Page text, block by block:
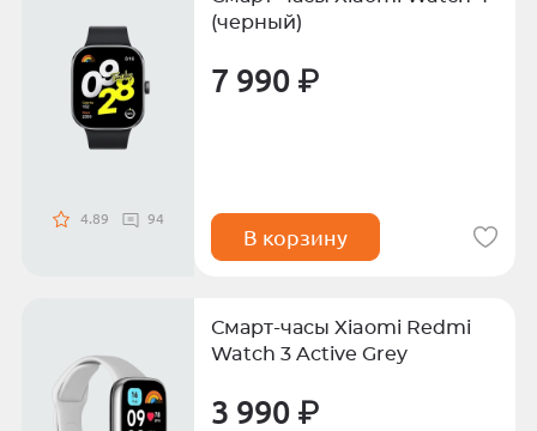
4.89 94
(черный)
7 990 ₽
В корзину
Смарт-часы Xiaomi Redmi
Watch 3 Active Grey
3 990 ₽